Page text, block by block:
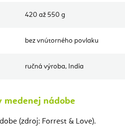
420 až 550 g
bez vnútorného povlaku
ručná výroba, India
medenej nádobe
(zdroj: Forrest & Love).